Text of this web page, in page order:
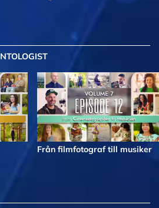
Från filmfotograf till musiker